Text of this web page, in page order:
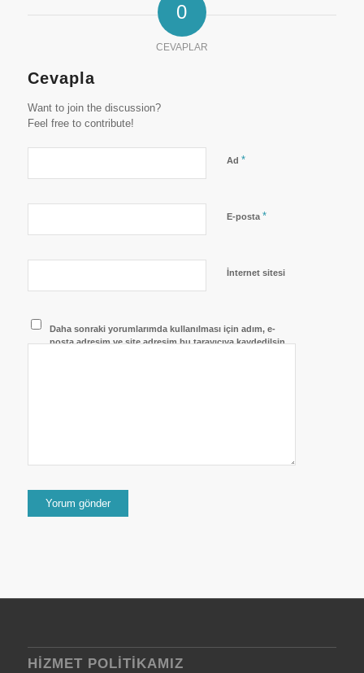
0
CEVAPLAR
Cevapla
Want to join the discussion?
Feel free to contribute!
Ad *
E-posta *
İnternet sitesi
Daha sonraki yorumlarımda kullanılması için adım, e-
posta adresim ve site adresim bu tarayıcıya kaydedilsin.
HIZMET POLITIKAMIZ